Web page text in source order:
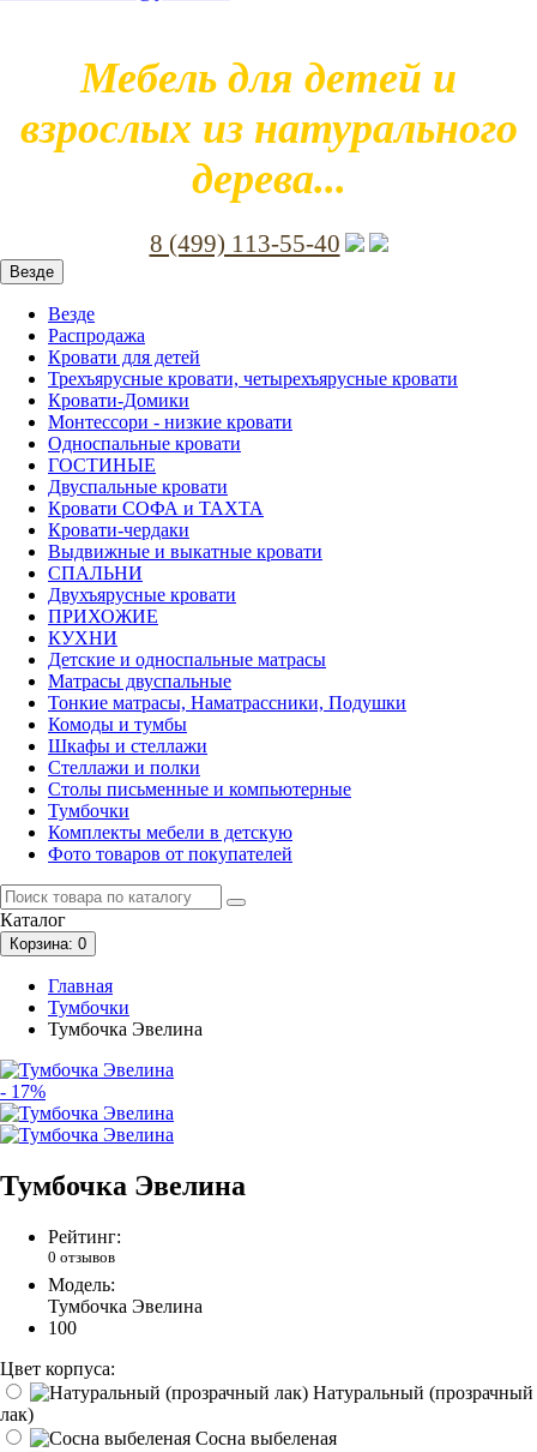
Мебель для детей и
взрослых из натурального
дерева...
8 (499) 113-55-40
Везде
Везде
Распродажа
Кровати для детей
Трехъярусные кровати, четырехъярусные кровати
Кровати-Домики
Монтессори - низкие кровати
Односпальные кровати
ГОСТИНЫЕ
Двуспальные кровати
Кровати СОФА и ТАХТА
Кровати-чердаки
Выдвижные и выкатные кровати
СПАЛЬНИ
Двухъярусные кровати
ПРИХОЖИЕ
КУХНИ
Детские и односпальные матрасы
Матрасы двуспальные
Тонкие матрасы, Наматрассники, Подушки
Комоды и тумбы
Шкафы и стеллажи
Стеллажи и полки
Столы письменные и компьютерные
Тумбочки
Комплекты мебели в детскую
Фото товаров от покупателей
Каталог
Корзина: 0
Главная
Тумбочки
Тумбочка Эвелина
- 17%
Тумбочка Эвелина
Рейтинг:
0 отзывов
Модель:
Тумбочка Эвелина
100
Цвет корпуса:
Натуральный (прозрачный
лак)
Сосна выбеленая